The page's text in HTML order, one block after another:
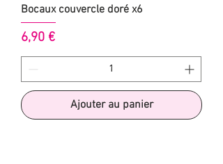
Bocaux couvercle doré x6
Prix
6,90 €
Ajouter au panier